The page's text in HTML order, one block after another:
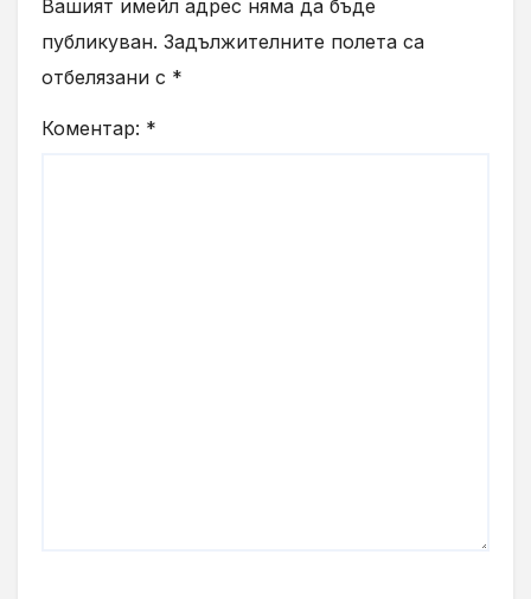
Вашият имейл адрес няма да бъде
публикуван. Задължителните полета са
отбелязани с *
Коментар: *